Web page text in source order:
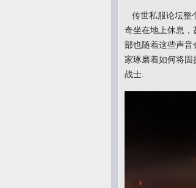
传世私服论坛整
奇坐在地上休息，
部也随着这些声音
家琢磨着如何将固
战士.